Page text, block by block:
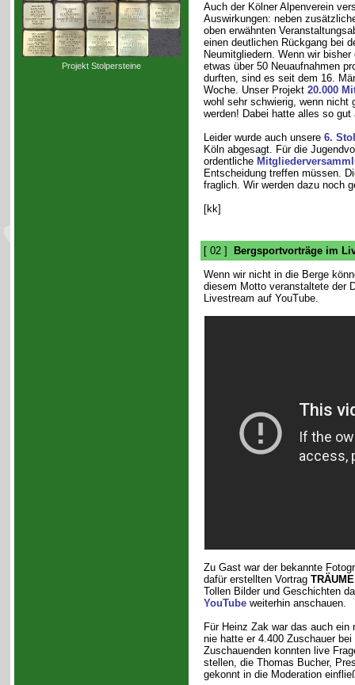
Projekt Stolpersteine
Auch der Kölner Alpenverein
Auswirkungen: neben
oben erwähnten
einen deutlichen Rückgang bei
Neumitgliedern. Wenn wir
etwas über 50 Neuaufnahmen
durften, sind es seit dem 16.
Woche. Unser Projekt 20.000
wohl sehr schwierig, wenn nicht
werden! Dabei hatte alles so gut
Leider wurde auch unsere 6.
Köln abgesagt. Für die
ordentliche
Entscheidung treffen müssen.
fraglich. Wir werden dazu noch
[kk]
[ 02 ]
Bergsportvorträge im
Wenn wir nicht in die Berge
diesem Motto veranstaltete der
Livestream auf YouTube.
Zu Gast war der bekannte
dafür erstellten Vortrag
Tollen Bilder und Geschichten
YouTubeweiterhin anschauen.
Für Heinz Zak war das auch ein
nie hatte er 4.400 Zuschauer bei
Zuschauenden konnten live
stellen, die Thomas Bucher,
gekonnt in die Moderation